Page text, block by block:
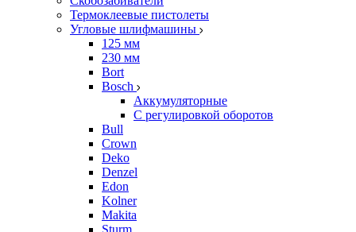
Термоклеевые пистолеты
Угловые шлифмашины
125 мм
230 мм
Bort
Bosch
Аккумуляторные
С регулировкой оборотов
Bull
Crown
Deko
Denzel
Edon
Kolner
Makita
Sturm